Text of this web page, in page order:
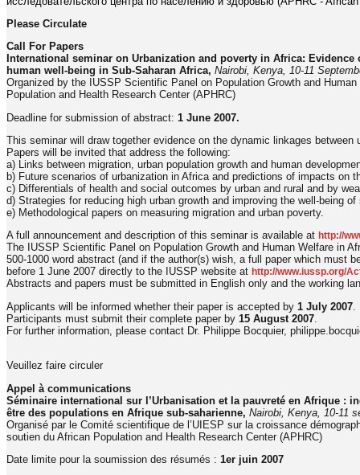
Please Circulate
Call For Papers
International seminar on Urbanization and poverty in Africa:
human well-being in Sub-Saharan Africa, Nairobi, Kenya, 10-11
Organized by the IUSSP Scientific Panel on Population Growth and
Population and Health Research Center (APHRC)
Deadline for submission of abstract: 1 June 2007.
This seminar will draw together evidence on the dynamic linkages
Papers will be invited that address the following:
a) Links between migration, urban population growth and human
b) Future scenarios of urbanization in Africa and predictions of impacts on
c) Differentials of health and social outcomes by urban and rural and by
d) Strategies for reducing high urban growth and improving the well-being
e) Methodological papers on measuring migration and urban poverty.
A full announcement and description of this seminar is available at http://
The IUSSP Scientific Panel on Population Growth and Human Welfare in
500-1000 word abstract (and if the author(s) wish, a full paper which must
before 1 June 2007 directly to the IUSSP website at http://www.iussp.org/
Abstracts and papers must be submitted in English only and the working
Applicants will be informed whether their paper is accepted by 1 July 2007
Participants must submit their complete paper by 15 August 2007
For further information, please contact Dr. Philippe Bocquier,
Veuillez faire circuler
Appel à communications
Séminaire international sur l’Urbanisation et la pauvreté en Afrique :
être des populations en Afrique sub-saharienne, Nairobi, Kenya, 10-11
Organisé par le Comité scientifique de l’UIESP sur la croissance
soutien du African Population and Health Research Center (APHRC)
Date limite pour la soumission des résumés : 1er juin 2007